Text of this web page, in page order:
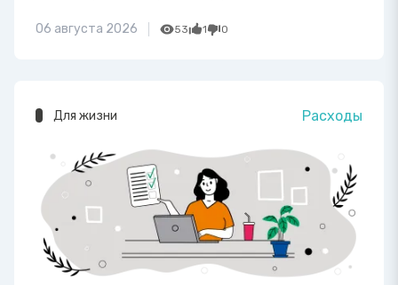
06 августа 2026 53 1 0
Для жизни Расходы